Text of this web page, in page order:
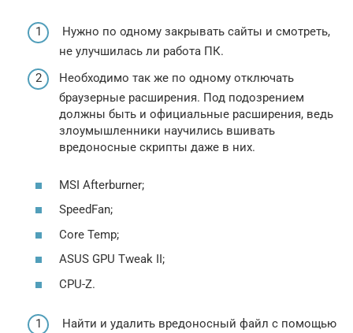
Нужно по одному закрывать сайты и смотреть,
не улучшилась ли работа ПК.
Необходимо так же по одному отключать
браузерные расширения. Под подозрением
должны быть и официальные расширения, ведь
злоумышленники научились вшивать
вредоносные скрипты даже в них.
MSI Afterburner;
SpeedFan;
Core Temp;
ASUS GPU Tweak II;
CPU-Z.
Найти и удалить вредоносный файл с помощью